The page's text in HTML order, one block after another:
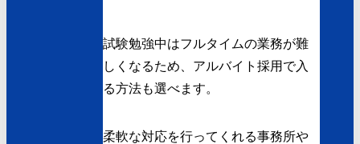
試験勉強中はフルタイムの業務が難
しくなるため、アルバイト採用で入
る方法も選べます。
柔軟な対応を行ってくれる事務所や